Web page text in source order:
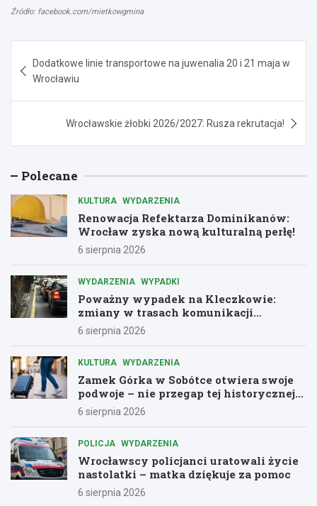
Źródło: facebook.com/mietkowgmina
wpisu
Dodatkowe linie transportowe na juwenalia 20 i 21 maja w
Wrocławiu
Wrocławskie żłobki 2026/2027: Rusza rekrutacja!
Polecane
KULTURA WYDARZENIA
Renowacja Refektarza Dominikanów:
Wrocław zyska nową kulturalną perłę!
6 sierpnia 2026
WYDARZENIA WYPADKI
Poważny wypadek na Kleczkowie:
zmiany w trasach komunikacji
miejskiej
6 sierpnia 2026
KULTURA WYDARZENIA
Zamek Górka w Sobótce otwiera swoje
podwoje – nie przegap tej historycznej
przygody!
6 sierpnia 2026
POLICJA WYDARZENIA
Wrocławscy policjanci uratowali życie
nastolatki – matka dziękuje za pomoc
6 sierpnia 2026